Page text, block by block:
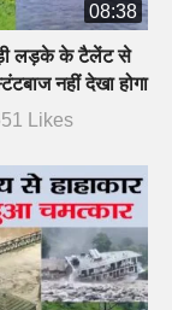
08:38
लड़के के टैलेंट से
नहीं देखा होगा
Likes